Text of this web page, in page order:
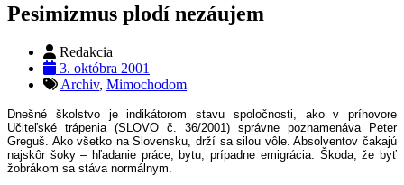
Pesimizmus plodí nezáujem
Redakcia
3. októbra 2001
Archiv, Mimochodom
Dnešné školstvo je indikátorom stavu spoločnosti, ako v príhovore
Učiteľské trápenia (SLOVO č. 36/2001) správne poznamenáva Peter
Greguš. Ako všetko na Slovensku, drží sa silou vôle. Absolventov čakajú
najskôr šoky – hľadanie práce, bytu, prípadne emigrácia. Škoda, že byť
žobrákom sa stáva normálnym.